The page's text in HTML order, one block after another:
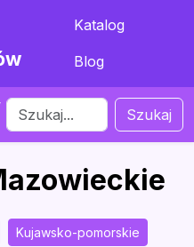
Katalog
Blog
Szukaj
Kujawsko-pomorskie